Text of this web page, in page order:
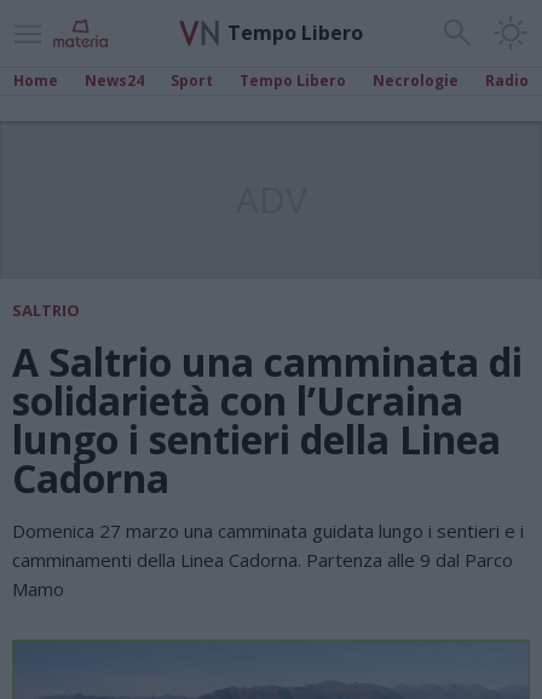
Tempo Libero
Home News24 Sport Tempo Libero Necrologie Radio
SALTRIO
A Saltrio una camminata di
solidarietà con l’Ucraina
lungo i sentieri della Linea
Cadorna
Domenica 27 marzo una camminata guidata lungo i sentieri e i
camminamenti della Linea Cadorna. Partenza alle 9 dal Parco
Mamo